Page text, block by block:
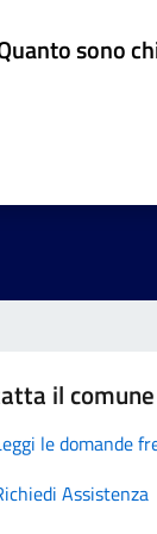
sono
il comune
le domande
Assistenza